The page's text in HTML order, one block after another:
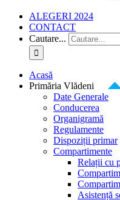
ALEGERI 2024
CONTACT
Cautare...
Acasă
Primăria Vlădeni
Date Generale
Conducerea
Organigramă
Regulamente
Dispoziții primar
Compartimente
Relații cu
Asistență